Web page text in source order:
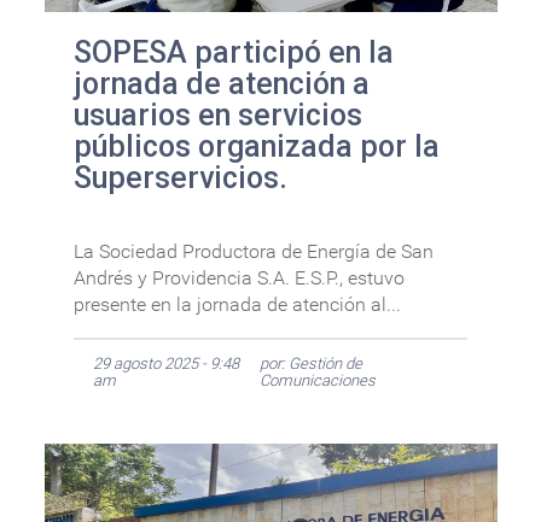
SOPESA participó en la
jornada de atención a
usuarios en servicios
públicos organizada por la
Superservicios.
La Sociedad Productora de Energía de San
Andrés y Providencia S.A. E.S.P., estuvo
presente en la jornada de atención al...
29 agosto 2025 - 9:48
am
por: Gestión de
Comunicaciones